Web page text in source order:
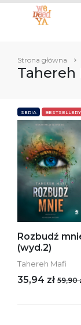
Strona główna
Tahereh
SERIA BESTSELLERY
Rozbudź
(wyd.2)
Tahereh Mafi
35,94 zł 59,90